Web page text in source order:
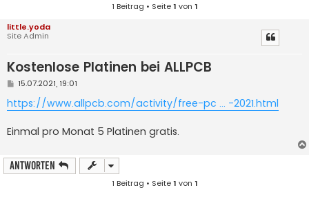
1 Beitrag • Seite1 von 1
little.yoda
Site Admin
Kostenlose Platinen bei ALLPCB
B
i
t
a
g
15.07.2021, 19:01
https://www.allpcb.com/activity/free-pc ... -2021.html
Einmal pro Monat 5 Platinen gratis.
Antworten
1 Beitrag • Seite1 von 1